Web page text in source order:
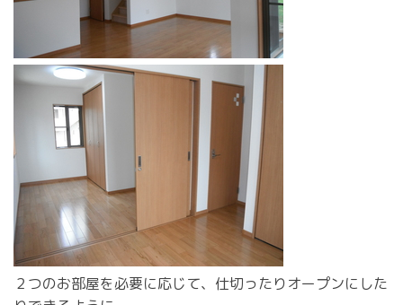
２つのお部屋を必要に応じて、仕切ったりオープンにした